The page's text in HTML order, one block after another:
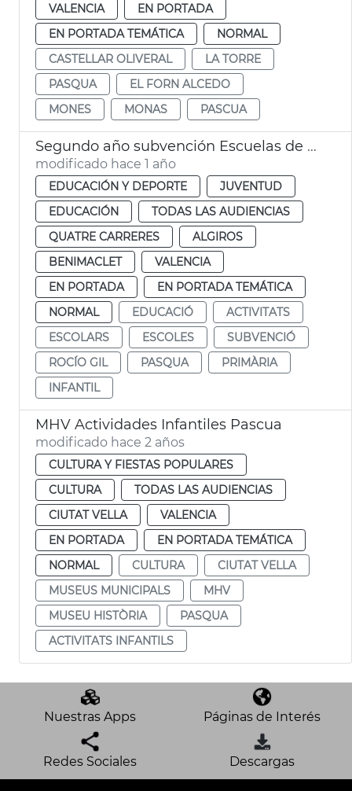
VALENCIA
EN PORTADA
EN PORTADA TEMÁTICA
NORMAL
CASTELLAR OLIVERAL
LA TORRE
PASQUA
EL FORN ALCEDO
MONES
MONAS PASCUA
Segundo año subvención Escuelas de Pascua 2025
modificado hace 1 año
EDUCACIÓN Y DEPORTE
JUVENTUD
EDUCACIÓN
TODAS LAS AUDIENCIAS
QUATRE CARRERES
ALGIROS
BENIMACLET
VALENCIA
EN PORTADA
EN PORTADA TEMÁTICA
NORMAL
EDUCACIÓ
ACTIVITATS
ESCOLARS
ESCOLES
SUBVENCIÓ
ROCÍO GIL
PASQUA
PRIMÀRIA
INFANTIL
MHV Actividades Infantiles Pascua
modificado hace 2 años
CULTURA Y FIESTAS POPULARES
CULTURA
TODAS LAS AUDIENCIAS
CIUTAT VELLA
VALENCIA
EN PORTADA
EN PORTADA TEMÁTICA
NORMAL
CULTURA
CIUTAT VELLA
MUSEUS MUNICIPALS
MHV
MUSEU HISTÒRIA
PASQUA
ACTIVITATS INFANTILS
Nuestras Apps Páginas de Interés
Redes Sociales Descargas